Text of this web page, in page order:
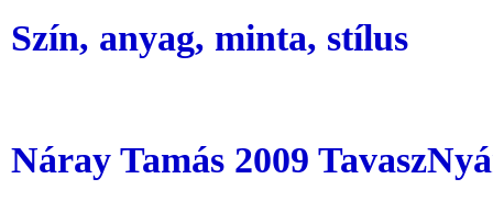
Szín, anyag, minta, stílus
Náray Tamás 2009